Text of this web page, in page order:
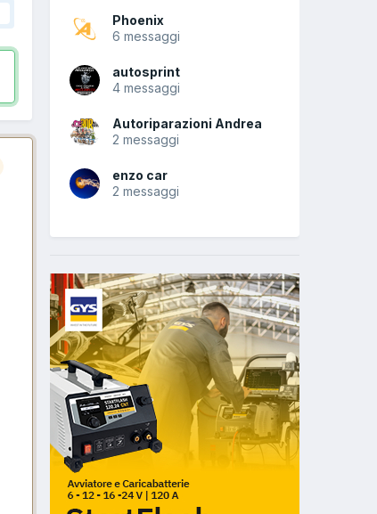
Phoenix
6 messaggi
autosprint
4 messaggi
Autoriparazioni Andrea
2 messaggi
enzo car
2 messaggi